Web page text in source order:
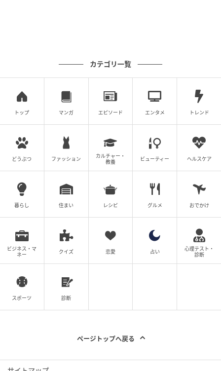
ース風味 4枚」は、たこ焼きの銀だことコラボしたス
ナック♪
商品について
出典：4meee.com
大きないかの形のスナックが、4枚入っています！
カテゴリ一覧
トップ マンガ エピソード エンタメ トレンド
どうぶつ ファッション
カルチャー・
教養
ビューティー ヘルスケア
暮らし 住まい レシピ グルメ おでかけ
ビジネス・マ
ネー
クイズ 恋愛 占い
心理テスト・
診断
スポーツ 診断
ページトップへ戻る